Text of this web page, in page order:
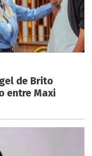
de Brito
entre Maxi